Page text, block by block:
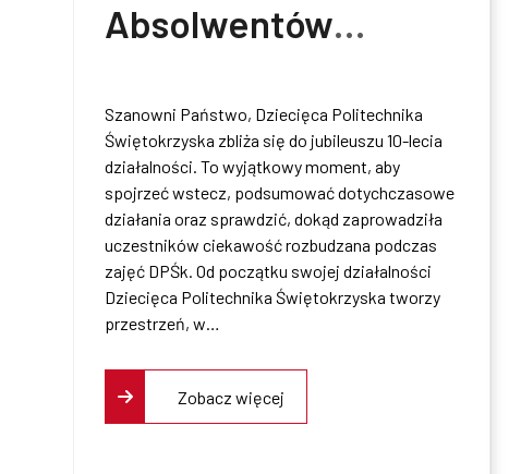
Absolwentów
Politechniki
Świętokrzyskiej
2017-2026
Szanowni Państwo, Dziecięca Politechnika
Świętokrzyska zbliża się do jubileuszu 10-lecia
działalności. To wyjątkowy moment, aby
spojrzeć wstecz, podsumować dotychczasowe
działania oraz sprawdzić, dokąd zaprowadziła
uczestników ciekawość rozbudzana podczas
zajęć DPŚk. Od początku swojej działalności
Dziecięca Politechnika Świętokrzyska tworzy
przestrzeń, w…
Zobacz więcej
Domy studenckie
Współpraca
Sklep PŚk
Kontakt